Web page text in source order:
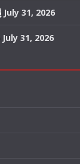
July 31, 2026
July 31, 2026